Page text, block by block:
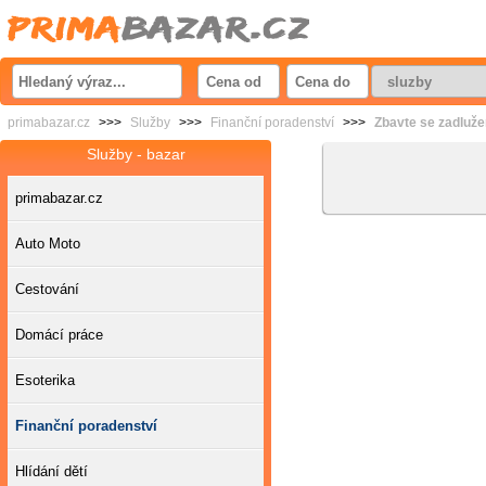
primabazar.cz >>> Služby >>> Finanční poradenství >>> Zbavte se
Služby - bazar
primabazar.cz
Auto Moto
Cestování
Domácí práce
Esoterika
Finanční poradenství
Hlídání dětí